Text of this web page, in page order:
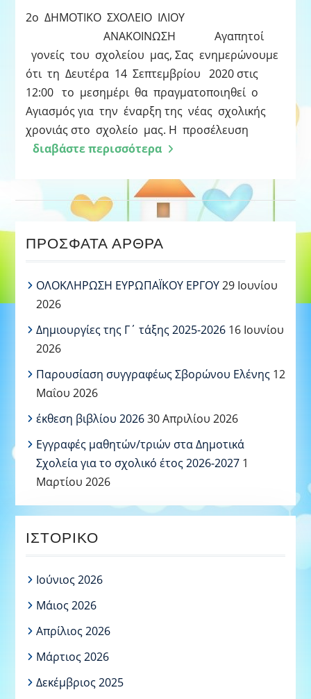
2ο ΔΗΜΟΤΙΚΟ ΣΧΟΛΕΙΟ ΙΛΙΟΥ
ΑΝΑΚΟΙΝΩΣΗ Αγαπητοί
γονείς του σχολείου μας, Σας ενημερώνουμε
ότι τη Δευτέρα 14 Σεπτεμβρίου 2020 στις
12:00 το μεσημέρι θα πραγματοποιηθεί ο
Αγιασμός για την έναρξη της νέας σχολικής
χρονιάς στο σχολείο μας. Η προσέλευση
διαβάστε περισσότερα
ΠΡΌΣΦΑΤΑ ΆΡΘΡΑ
ΟΛΟΚΛΗΡΩΣΗ ΕΥΡΩΠΑΪΚΟΥ ΕΡΓΟΥ29 Ιουνίου
2026
Δημιουργίες της Γ΄ τάξης 2025-2026 16 Ιουνίου
2026
Παρουσίαση συγγραφέως Σβορώνου Ελένης 12
Μαΐου 2026
έκθεση βιβλίου 202630 Απριλίου 2026
Εγγραφές μαθητών/τριών στα Δημοτικά
Σχολεία για το σχολικό έτος 2026-2027 1
Μαρτίου 2026
ΙΣΤΟΡΙΚΌ
Ιούνιος 2026
Μάιος 2026
Απρίλιος 2026
Μάρτιος 2026
Δεκέμβριος 2025